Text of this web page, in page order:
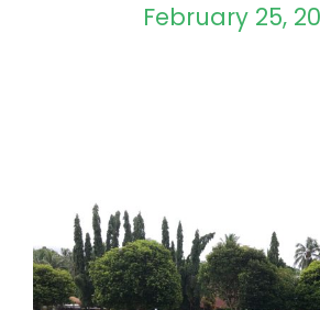
February 25,